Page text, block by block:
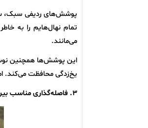
پوشش‌های ردیفی سبک،
تمام نهال‌هایم را به
می‌مانند.
این پوشش‌ها همچنین
یخ‌زدگی محافظت می‌کند.
۳. فاصله‌گذاری مناسب بین گیاهان